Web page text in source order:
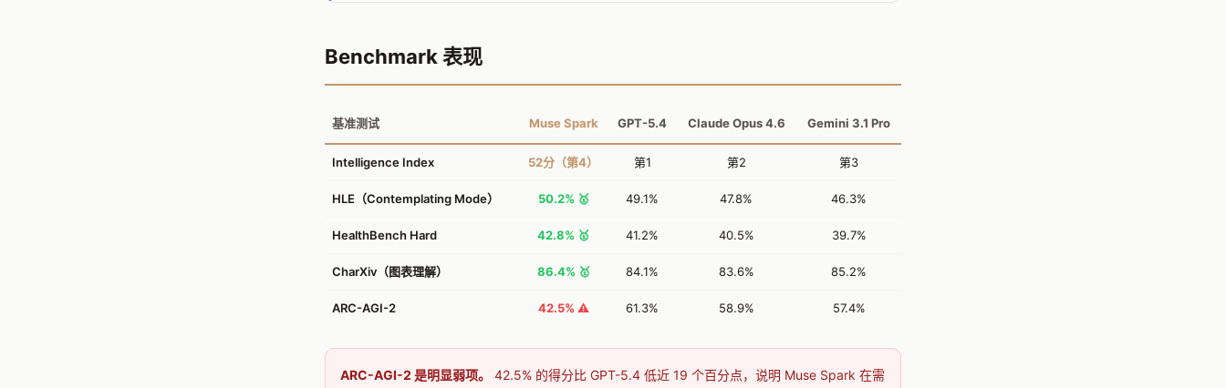
Benchmark 表现
基准测试 Muse Spark GPT-5.4 Claude Opus 4.6 Gemini 3.1 Pro
Intelligence Index 52分（第4） 第1 第2 第3
HLE（Contemplating Mode） 50.2% 🥇 49.1% 47.8% 46.3%
HealthBench Hard 42.8% 🥇 41.2% 40.5% 39.7%
CharXiv（图表理解） 86.4% 🥇 84.1% 83.6% 85.2%
ARC-AGI-2 42.5% ⚠️ 61.3% 58.9% 57.4%
ARC-AGI-2 是明显弱项。
42.5% 的得分比 GPT-5.4 低近 19 个百分点，说明 Muse Spark 在需